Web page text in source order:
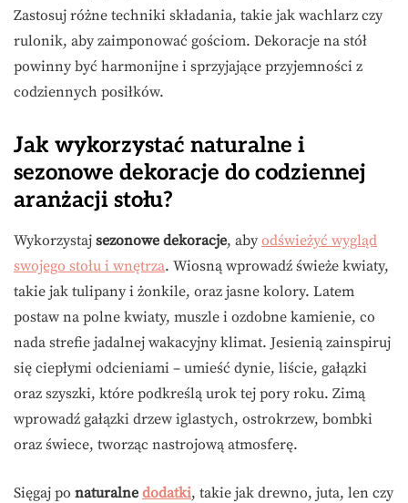
Zastosuj różne techniki składania, takie jak wachlarz czy
rulonik, aby zaimponować gościom. Dekoracje na stół
powinny być harmonijne i sprzyjające przyjemności z
codziennych posiłków.
Jak wykorzystać naturalne i
sezonowe dekoracje do codziennej
aranżacji stołu?
Wykorzystaj sezonowe dekoracje, aby odświeżyć wygląd
swojego stołu i wnętrza. Wiosną wprowadź świeże kwiaty,
takie jak tulipany i żonkile, oraz jasne kolory. Latem
postaw na polne kwiaty, muszle i ozdobne kamienie, co
nada strefie jadalnej wakacyjny klimat. Jesienią zainspiruj
się ciepłymi odcieniami – umieść dynie, liście, gałązki
oraz szyszki, które podkreślą urok tej pory roku. Zimą
wprowadź gałązki drzew iglastych, ostrokrzew, bombki
oraz świece, tworząc nastrojową atmosferę.
Sięgaj po naturalne dodatki, takie jak drewno, juta, len czy